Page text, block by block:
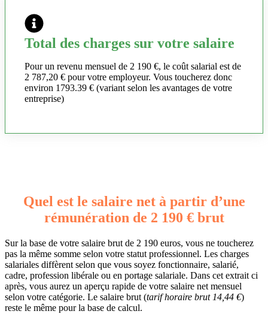
Total des charges sur votre salaire
Pour un revenu mensuel de 2 190 €, le coût salarial est de
2 787,20 € pour votre employeur. Vous toucherez donc
environ 1793.39 € (variant selon les avantages de votre
entreprise)
Quel est le salaire net à partir d’une
rémunération de 2 190 € brut
Sur la base de votre salaire brut de 2 190 euros, vous ne toucherez
pas la même somme selon votre statut professionnel. Les charges
salariales diffèrent selon que vous soyez fonctionnaire, salarié,
cadre, profession libérale ou en portage salariale. Dans cet extrait ci
après, vous aurez un aperçu rapide de votre salaire net mensuel
selon votre catégorie. Le salaire brut (tarif horaire brut 14,44 €)
reste le même pour la base de calcul.